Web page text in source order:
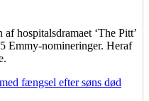
hospitalsdramaet ‘The Pitt’
Emmy-nomineringer. Heraf